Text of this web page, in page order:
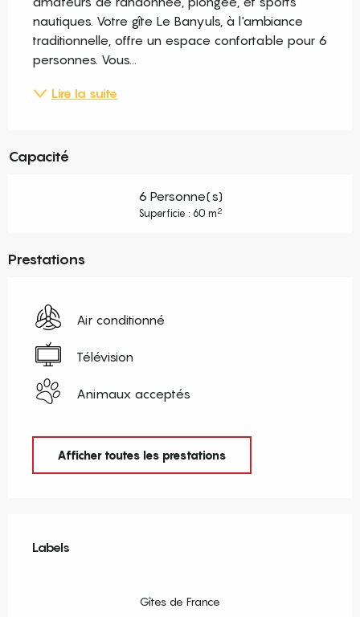
nautiques. Votre gîte Le Banyuls, à l'ambiance
traditionnelle, offre un espace confortable pour 6
personnes. Vous...
Lire la suite
Capacité
6 Personne(s)
Superficie : 60 m2
Prestations
Air conditionné
Télévision
Animaux acceptés
Afficher toutes les prestations
Labels
Labels
Gîtes de France